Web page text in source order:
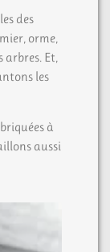
des
orme,
arbres. Et,
les
à
aussi